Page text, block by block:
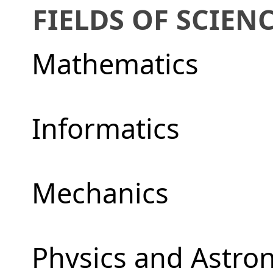
FIELDS OF
Mathematics
Informatics
Mechanics
Physics and